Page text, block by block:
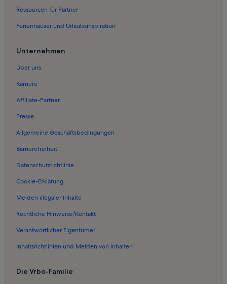
Ferienunterkünfte nahe Schwerin-Lankow Station
Ferienwohnungen in Lübstorf
Ferienwohnungen in Mecklenburgisches Staatstheater
Ferienwohnungen in Fachwerkhaus
Ferienwohnungen in Hundorf
Ferienwohnungen in Grambow
Ferienwohnungen in Gneven
Ferienwohnungen in Stralendorf
Ferienwohnungen in Pinnow
Ferienwohnungen in Godern
Ferienwohnungen in Schwerin
Ferienwohnungen in Zoo Schwerin
Ressourcen für Partner
Ferienhäuser und Urlaubsinspiration
Unternehmen
Über uns
Karriere
Affiliate-Partner
Presse
Allgemeine Geschäftsbedingungen
Barrierefreiheit
Datenschutzrichtlinie
Cookie-Erklärung
Melden illegaler Inhalte
Rechtliche Hinweise/Kontakt
Verantwortlicher Eigentümer
Inhaltsrichtlinien und Melden von Inhalten
Die Vrbo-Familie